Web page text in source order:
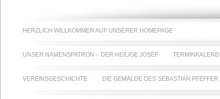
HERZLICH WILLKOMMEN AUF UNSERER HOMEPAGE
UNSER NAMENSPATRON – DER HEILIGE JOSEF
VEREINSGESCHICHTE DIE GEMÄLDE DES SEBASTIAN PFEFFER